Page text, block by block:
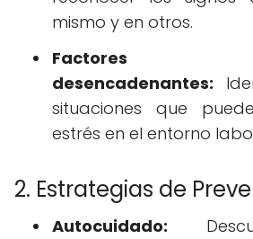
mismo y en otros.
Factores
desencadenantes:
situaciones que
estrés en el entorno
2. Estrategias de
Autocuidado: